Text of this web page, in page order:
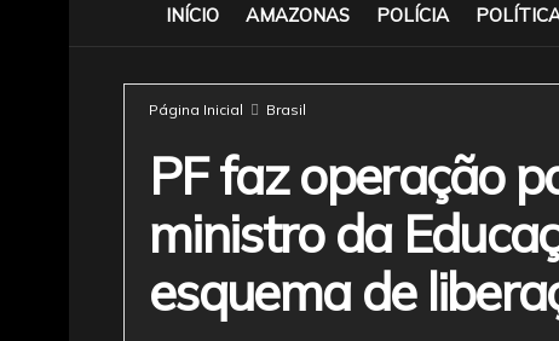
INÍCIO AMAZONAS POLÍCIA
Página Inicial Brasil
PF faz operação
ministro da
esquema de